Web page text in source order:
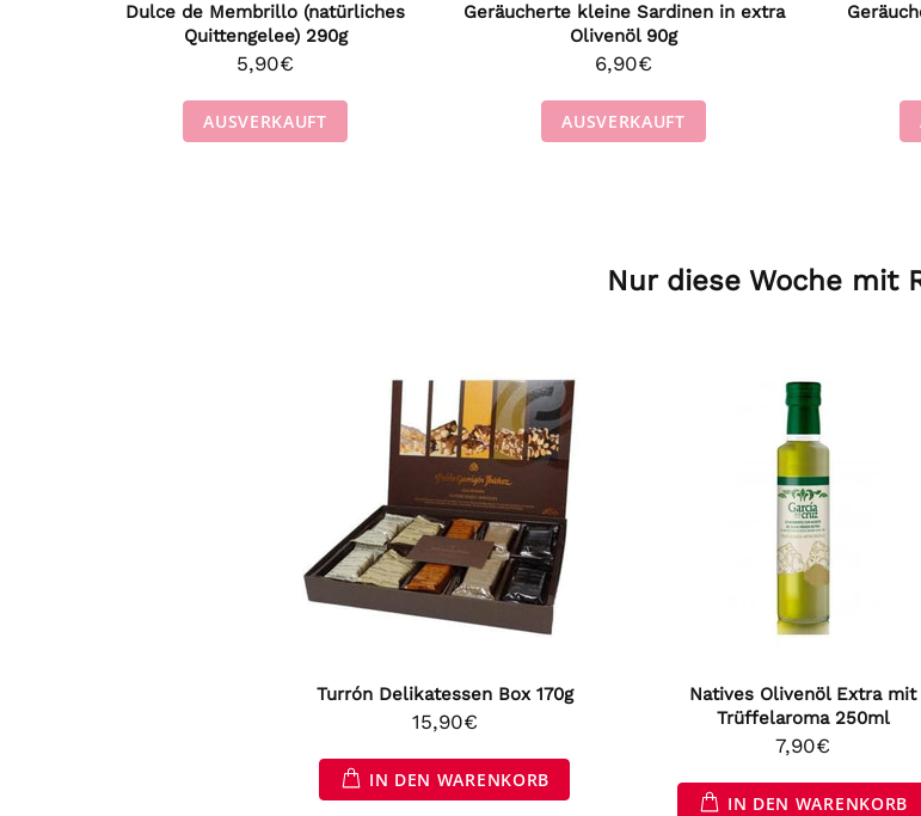
Dulce de Membrillo (natürliches
Quittengelee) 290g
5,90€
AUSVERKAUFT
Geräucherte kleine Sardinen in extra
Olivenöl 90g
6,90€
AUSVERKAUFT
Nur diese Woche mit
Turrón Delikatessen Box 170g
15,90€
IN DEN WARENKORB
Natives Olivenöl Extra mit
Trüffelaroma 250ml
7,90€
IN DEN WARENKORB